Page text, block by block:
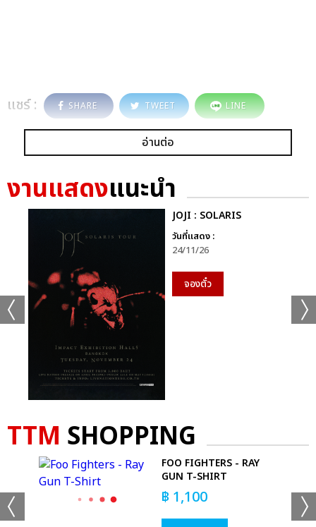
แชร์ : SHARE TWEET LINE
อ่านต่อ
งานแสดงแนะนำ
JOJI : SOLARIS
วันที่แสดง :
24/11/26
จองตั๋ว
TTM SHOPPING
FOO FIGHTERS - RAY
GUN T-SHIRT
฿ 1,100